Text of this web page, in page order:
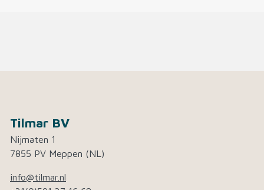
Tilmar BV
Nijmaten 1
7855 PV Meppen (NL)
info@tilmar.nl